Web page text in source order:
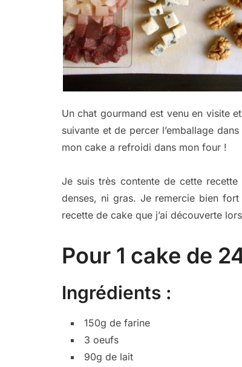
Un chat gourmand est venu en visite
suivante et de percer l’emballage
mon cake a refroidi dans mon four !
Je suis très contente de cette
denses, ni gras. Je remercie bien
recette de cake que j’ai découverte
Pour 1 cake de
Ingrédients :
150g de farine
3 oeufs
90g de lait